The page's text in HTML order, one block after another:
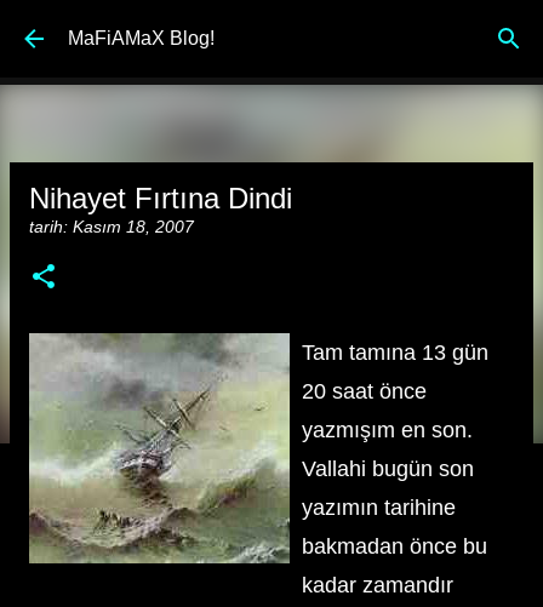
Ana içeriğe atla
MaFiAMaX Blog!
Nihayet Fırtına Dindi
tarih: Kasım 18, 2007
Tam tamına 13 gün
20 saat önce
yazmışım en son.
Vallahi bugün son
yazımın tarihine
bakmadan önce bu
kadar zamandır